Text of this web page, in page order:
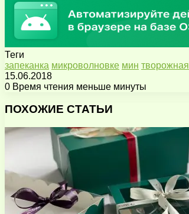
Теги
запеканка микроволновке мин творожная
15.06.2018
0 Время чтения меньше минуты
через
почту
ПОХОЖИЕ СТАТЬИ